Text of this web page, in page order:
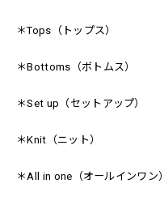
＊Tops（トップス）
＊Bottoms（ボトムス）
＊Set up（セットアップ）
＊Knit（ニット）
＊All in one（オールインワン）